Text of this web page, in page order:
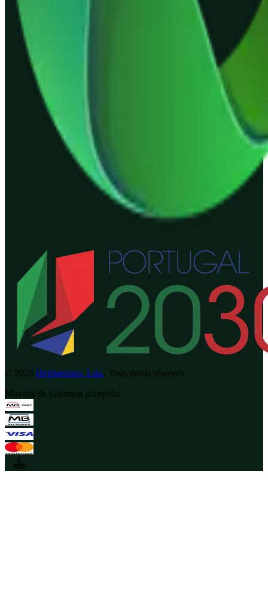
© 2026 Hephaesnus, Lda.
Tous droits réservés.
Moyens de paiement acceptés: